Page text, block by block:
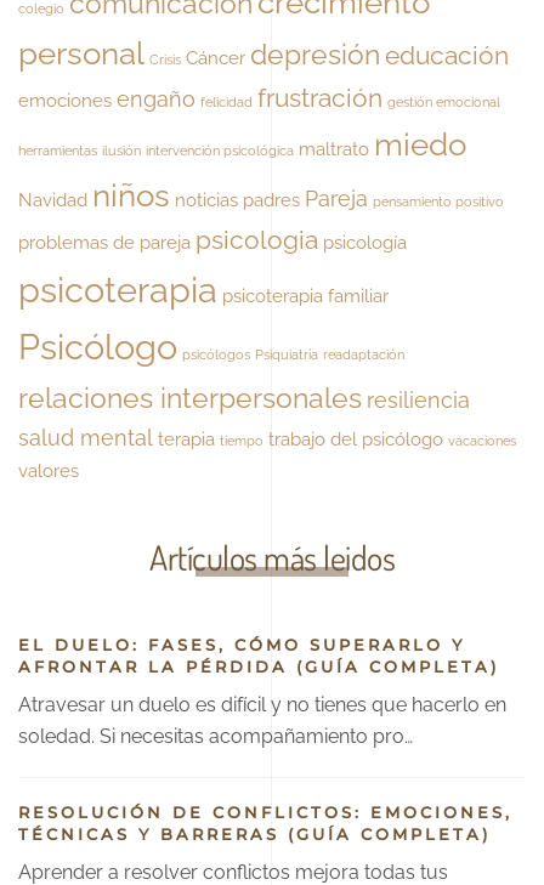
colegio
personal Crisis Cáncer depresión educación
emociones engaño felicidad frustración gestión emocional
herramientas ilusión intervención psicológica maltrato miedo
Navidad niños noticias padres Pareja pensamiento positivo
problemas de pareja psicologia psicología
psicoterapia psicoterapia familiar
Psicólogo psicólogos Psiquiatría readaptación
relaciones interpersonales resiliencia
salud mental terapia tiempo trabajo del psicólogo vacaciones
valores
Artículos más leidos
EL DUELO: FASES, CÓMO SUPERARLO Y
AFRONTAR LA PÉRDIDA (GUÍA COMPLETA)
Atravesar un duelo es difícil y no tienes que hacerlo en
soledad. Si necesitas acompañamiento pro…
RESOLUCIÓN DE CONFLICTOS: EMOCIONES,
TÉCNICAS Y BARRERAS (GUÍA COMPLETA)
Aprender a resolver conflictos mejora todas tus